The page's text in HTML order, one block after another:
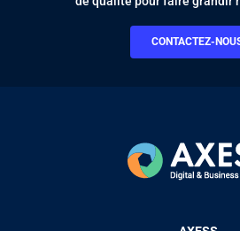
CONTACTEZ-